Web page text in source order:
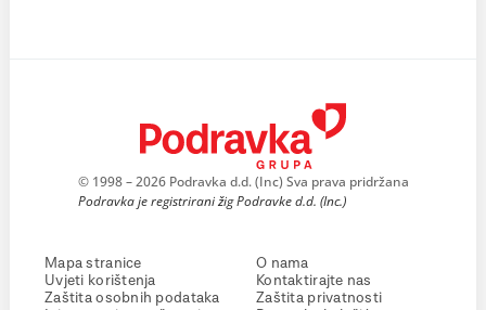
© 1998 – 2026 Podravka d.d. (Inc) Sva prava pridržana
Podravka je registrirani žig Podravke d.d. (Inc.)
Mapa stranice
Uvjeti korištenja
Zaštita osobnih podataka
O nama
Kontaktirajte nas
Zaštita privatnosti